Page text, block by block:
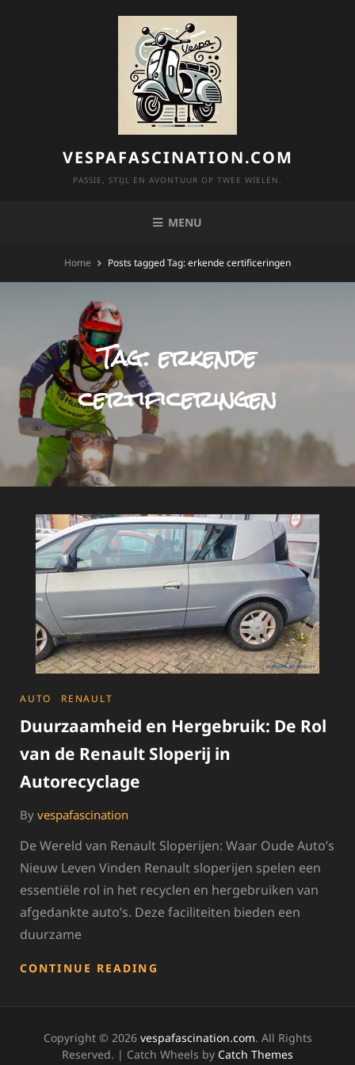
VESPAFASCINATION.COM
PASSIE, STIJL EN AVONTUUR OP TWEE WIELEN.
MENU
Home Posts taggedTag:erkende certificeringen
Tag:erkende
certificeringen
CATEGORIES
AUTO RENAULT
Duurzaamheid en Hergebruik: De Rol
van de Renault Sloperij in
Autorecyclage
By vespafascination
De Wereld van Renault Sloperijen: Waar Oude Auto’s
Nieuw Leven Vinden Renault sloperijen spelen een
essentiële rol in het recyclen en hergebruiken van
afgedankte auto’s. Deze faciliteiten bieden een
duurzame
CONTINUE READING
ROL
VAN
Copyright © 2026 vespafascination.com. All Rights
Reserved. | Catch Wheels by Catch Themes